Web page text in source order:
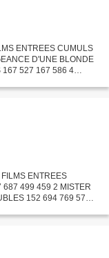
ENTREES CUMULS
D'UNE BLONDE
167 527 167 586 4
ENTREES
499 459 2 MISTER
152 694 769 572 4